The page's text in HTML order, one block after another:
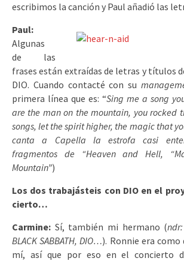
escribimos la canción y Paul añadió las
Paul:
Algunas
de las
frases están extraídas de letras y títulos
DIO. Cuando contacté con su
primera línea que es: “Sing me a song
are the man on the mountain, you rocked
songs, let the spirit higher, the magic that
canta a Capella la estrofa casi
fragmentos de “Heaven and Hell,
Mountain”)
Los dos trabajásteis con DIO en el
cierto…
Carmine: Sí, también mi hermano (
BLACK SABBATH, DIO…). Ronnie era
mí, así que por eso en el concierto